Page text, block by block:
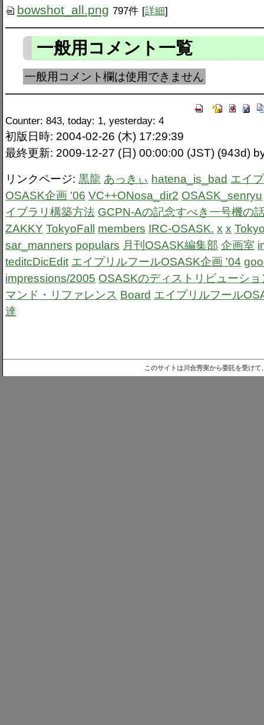
bowshot_all.png 797件 [詳細]
一般用コメント一覧
一般用コメント欄は使用できません
Counter: 843, today: 1, yesterday: 4
初版日時: 2004-02-26 (木) 17:29:39
最終更新: 2009-12-27 (日) 00:00:00 (JST) (943d)
リンクページ: 黒龍 あっきぃ hatena_is_bad エイ
OSASK企画 '06 VC++ONosa_dir2 OSASK_senryu
イブラリ構築方法 GCPN-Aの記念すべき一号機の
ZAKKY TokyoFall members IRC-OSASK. x x
sar_manners populars 月刊OSASK編集部 企画室
teditcDicEdit エイプリルフールOSASK企画 '04
impressions/2005 OSASKのディストリビューショ
マンド・リファレンス Board エイプリルフール
達
このサイトは川合秀実から委託を受け